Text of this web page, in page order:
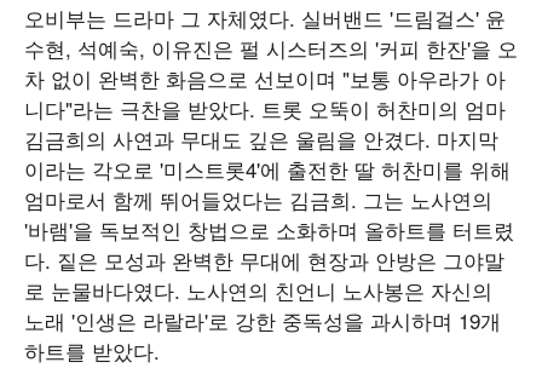
오비부는 드라마 그 자체였다. 실버밴드 '드림걸스' 윤
수현, 석예숙, 이유진은 펄 시스터즈의 '커피 한잔'을 오
차 없이 완벽한 화음으로 선보이며 "보통 아우라가 아
니다"라는 극찬을 받았다. 트롯 오뚝이 허찬미의 엄마
김금희의 사연과 무대도 깊은 울림을 안겼다. 마지막
이라는 각오로 '미스트롯4'에 출전한 딸 허찬미를 위해
엄마로서 함께 뛰어들었다는 김금희. 그는 노사연의
'바램'을 독보적인 창법으로 소화하며 올하트를 터트렸
다. 짙은 모성과 완벽한 무대에 현장과 안방은 그야말
로 눈물바다였다. 노사연의 친언니 노사봉은 자신의
노래 '인생은 라랄라'로 강한 중독성을 과시하며 19개
하트를 받았다.